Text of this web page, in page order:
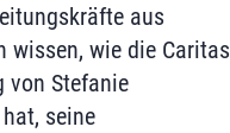
aus
wissen, wie die Caritas
von Stefanie
seine